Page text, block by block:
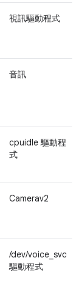
視訊驅動程式
音訊
cpuidle 驅動程
式
Camerav2
/dev/voice_svc
驅動程式